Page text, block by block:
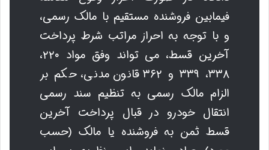
فیمابین فروشنده مستقیم با مالک رسمی،
و با توجه به احراز مراتب شرط پرداخت
آخرین قسط، می تواند وفق مواد ۲۲۰،
۳۳۸، ۳۳۹ و ۳۶۲ قانون مدنی، حکم بر
الزام مالک رسمی به تنظیم سند رسمی
انتقال خودرو در قبال پرداخت آخرین
قسط ثمن به فروشنده یا مالک (حسب